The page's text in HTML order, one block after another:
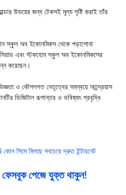
উভয়ের জন্য টেকসই মূল্য সৃষ্টি করাই তাঁর
স্কুল অব ইকোনমিকস থেকে পড়াশোনা
এবং স্টকহোম স্কুল অব ইকোনমিকসের
করেছেন।
ও কৌশলগত নেতৃত্বের সমন্বয়ে আন্দ্রেয়াস
ডিজিটাল রূপান্তর ও ভবিষ্যৎ প্রবৃদ্ধি
সিমে মিলছে সবচেয়ে দ্রুত ইন্টারনেট
ফেসবুক পেজে যুক্ত থাকুন!